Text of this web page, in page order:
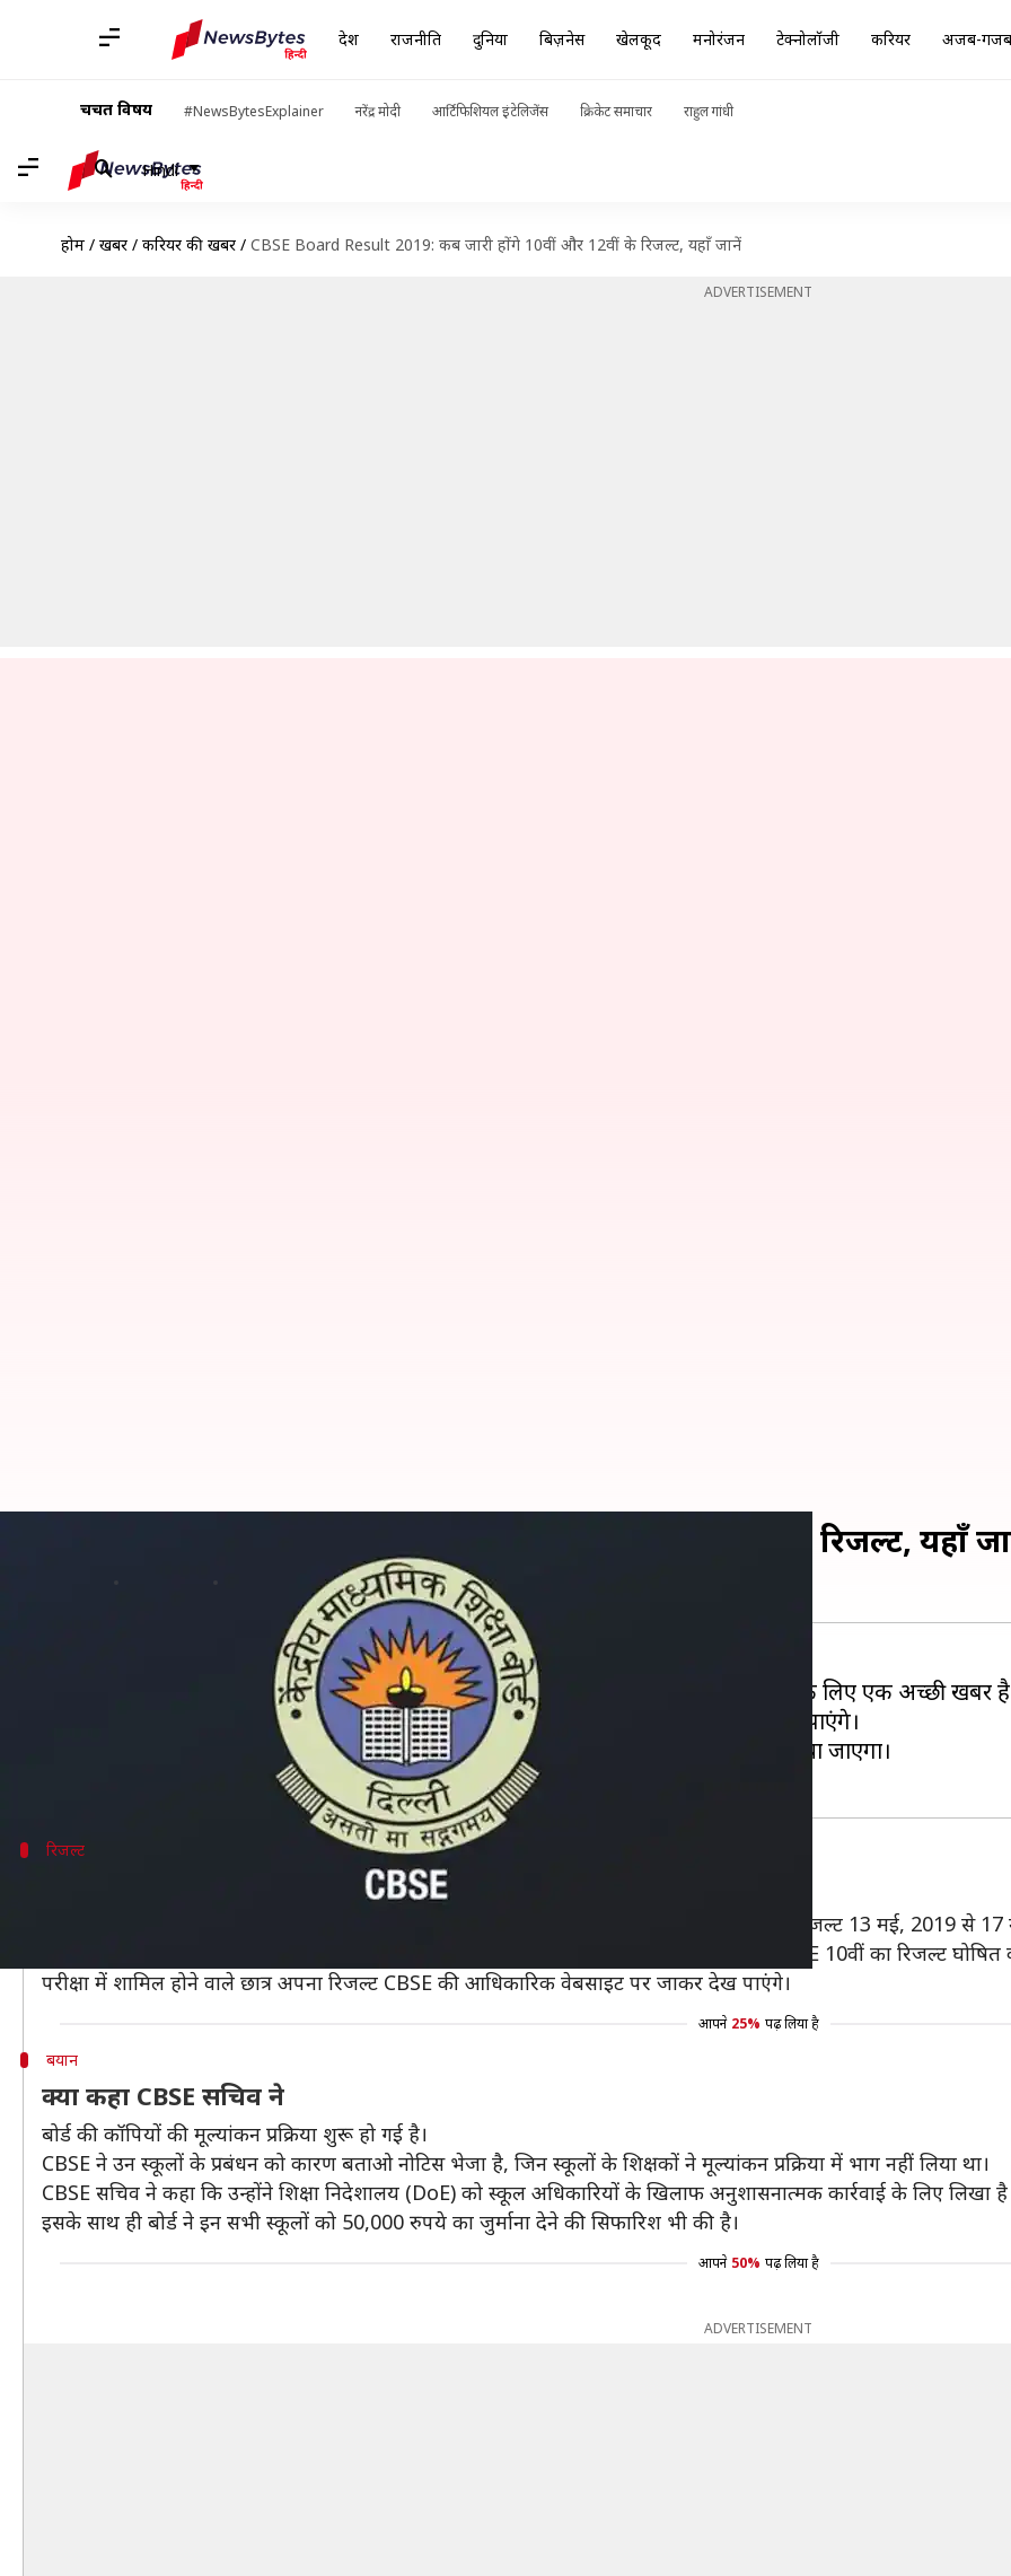
देश राजनीति दुनिया बिज़नेस खेलकूद मनोरंजन टेक्नोलॉजी करियर अजब-गजब
चर्चित विषय #NewsBytesExplainer नरेंद्र मोदी आर्टिफिशियल इंटेलिजेंस क्रिकेट समाचार राहुल गांधी
Hindi
होम / खबरें / करियर की खबरें / CBSE Board Result 2019: कब जारी होंगे 10वीं और 12वीं के रिजल्ट, यहाँ जानें
ADVERTISEMENT
CBSE Board Result 2019: कब जारी होंगे 10वीं और 12वीं के रिजल्ट, यहाँ
केंद्रीय माध्यमिक शिक्षा बोर्ड (CBSE) की 10वीं और 12वीं परीक्षा 2019 में शामिल होने वाले छात्रों के लिए एक अच्छी खबर
CBSE बोर्ड रिजल्ट 2019 जारी होने की तिथि सामने आ गई है। अब छात्र अपना रिजल्ट जल्दी देख पाएंगे।
आपको बता दें कि CBSE 10वीं और 12वीं का रिजल्ट मई के दूसरे या तीसरे सप्ताह में जारी कर दिया जाएगा।
रिजल्ट
13 से 17 मई के बीच जारी होगा रिजल्ट
से बात करते हुए बोर्ड सचिव अनुराग त्रिपाठी ने कहा है कि 10वीं और 12वीं के रिजल्ट 13 मई, 2019 से
साथ ही उन्होंने कहा कि 12वीं का रिजल्ट पहले घोषित किया जाएगा। उसके दो से तीन दिनों के बाद CBSE 10वीं का रिजल्ट घोषित
परीक्षा में शामिल होने वाले छात्र अपना रिजल्ट CBSE की आधिकारिक वेबसाइट पर जाकर देख पाएंगे।
आपने 25% पढ़ लिया है
बयान
क्या कहा CBSE सचिव ने
बोर्ड की कॉपियों की मूल्यांकन प्रक्रिया शुरू हो गई है।
CBSE ने उन स्कूलों के प्रबंधन को कारण बताओ नोटिस भेजा है, जिन स्कूलों के शिक्षकों ने मूल्यांकन प्रक्रिया में भाग नहीं लिया था।
CBSE सचिव ने कहा कि उन्होंने शिक्षा निदेशालय (DoE) को स्कूल अधिकारियों के खिलाफ अनुशासनात्मक कार्रवाई के लिए लिखा
इसके साथ ही बोर्ड ने इन सभी स्कूलों को 50,000 रुपये का जुर्माना देने की सिफारिश भी की है।
आपने 50% पढ़ लिया है
ADVERTISEMENT